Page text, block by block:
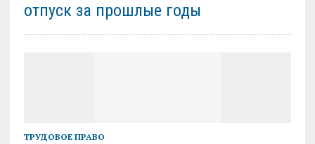
отпуск за прошлые годы
ТРУДОВОЕ ПРАВО